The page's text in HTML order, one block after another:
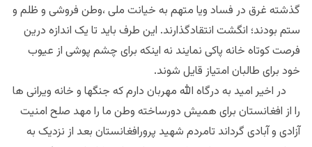
گذشته غرق در فساد ویا متهم به خیانت ملی ،وطن فروشی و ظلم و
ستم بودند؛ انگشت انتقادگذارند. این طرف باید تا یک اندازه درین
فرصت کوتاه خانه پاکی نمایند نه اینکه برای چشم پوشی از عیوب
خود برای طالبان امتیاز قایل شوند.
در اخیر امید به درگاه الله مهربان دارم که جنگها و خانه ویرانی ها
را از افغانستان برای همیش دورساخته وطن ما را مهد صلح امنیت
آزادی و آبادی گرداند تامردم شهید پرورافغانستان بعد از نزدیک به